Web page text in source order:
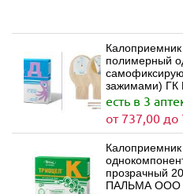
полимерный
зажимами)
есть в 3
от 737,00 до
прозрачный
ПАЛЬМА ООО